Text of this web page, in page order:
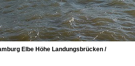
Elbe Höhe Landungsbrücken /